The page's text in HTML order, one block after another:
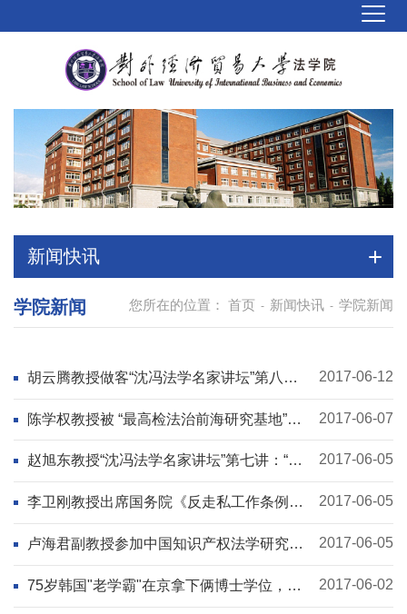
新闻快讯
您所在的位置： 首页 - 新闻快讯 - 学院新闻
学院新闻
胡云腾教授做客“沈冯法学名家讲坛”第八
讲：“最高人民法院巡回法庭的审判与改革”
2017-06-12
陈学权教授被 “最高检法治前海研究基地”聘
请为学术委员会委员
2017-06-07
赵旭东教授“沈冯法学名家讲坛”第七讲：“中
国商法和公司法的改革与发展”
2017-06-05
李卫刚教授出席国务院《反走私工作条例》
立法专家咨询会
2017-06-05
卢海君副教授参加中国知识产权法学研究会
2017年年会
2017-06-05
75岁韩国"老学霸"在京拿下俩博士学位，门
门高分
2017-06-02